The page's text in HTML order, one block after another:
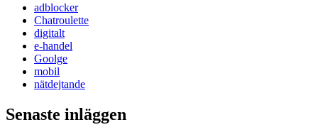
adblocker
Chatroulette
digitalt
e-handel
Goolge
mobil
nätdejtande
Senaste inläggen